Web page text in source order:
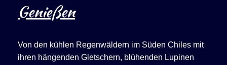
Genießen
Von den kühlen Regenwäldern im Süden Chiles mit
ihren hängenden Gletschern, blühenden Lupinen